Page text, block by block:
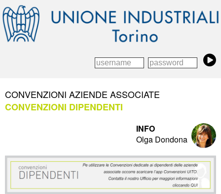
CONVENZIONI AZIENDE ASSOCIATE
CONVENZIONI DIPENDENTI
INFO
Olga Dondona